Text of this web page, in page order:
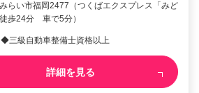
らい市福岡2477（つくばエクスプレス「みど
歩24分 車で5分）
級自動車整備士資格以上
詳細を見る